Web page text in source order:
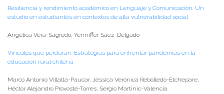
Resiliencia y rendimiento académico en Lenguaje y Comunicación: Un
estudio en estudiantes en contextos de alta vulnerabilidad social
Angélica Vera-Sagredo, Yenniffer Sáez-Delgado
Vínculos que perduran: Estrategias para enfrentar pandemias en la
educación rural chilena
Marco Antonio Villalta-Paucar, Jéssica Verónica Rebolledo-Etchepare,
Héctor Alejandro Provoste-Torres, Sergio Martinic-Valencia